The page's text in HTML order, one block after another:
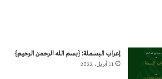
إعراب البسملة: {بسم الله الرحمن الرحيم}
11 أبريل، 2022